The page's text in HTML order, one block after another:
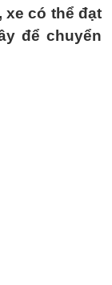
có thể đạt
để chuyển